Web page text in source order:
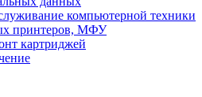
компьютерной техники
принтеров, МФУ
картриджей